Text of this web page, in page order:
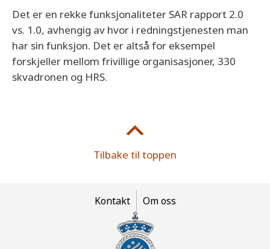
Det er en rekke funksjonaliteter SAR rapport 2.0
vs. 1.0, avhengig av hvor i redningstjenesten man
har sin funksjon. Det er altså for eksempel
forskjeller mellom frivillige organisasjoner, 330
skvadronen og HRS.
Tilbake til toppen
Kontakt Om oss